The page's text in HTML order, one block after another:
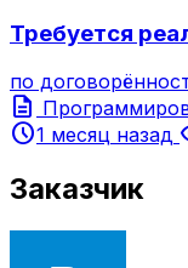
Требуется
по
description
schedule1 месяц назад
Заказчик